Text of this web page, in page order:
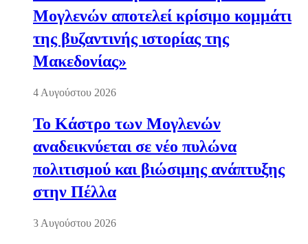
Μογλενών αποτελεί κρίσιμο κομμάτι
της βυζαντινής ιστορίας της
Μακεδονίας»
4 Αυγούστου 2026
Το Κάστρο των Μογλενών
αναδεικνύεται σε νέο πυλώνα
πολιτισμού και βιώσιμης ανάπτυξης
στην Πέλλα
3 Αυγούστου 2026